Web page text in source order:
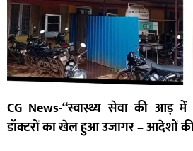
CG News-“स्वास्थ्य सेवा की आड़ में
डॉक्टरों का खेल हुआ उजागर – आदेशों की